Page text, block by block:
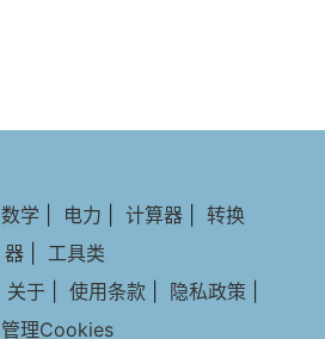
数学 电力 计算器
转换
器
工具类
关于 使用条款 隐私政策
管理Cookies